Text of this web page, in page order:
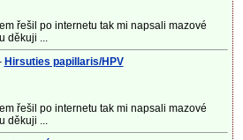
řešil po internetu tak mi napsali mazové
děkuji ...
Hirsuties papillaris/HPV
řešil po internetu tak mi napsali mazové
děkuji ...